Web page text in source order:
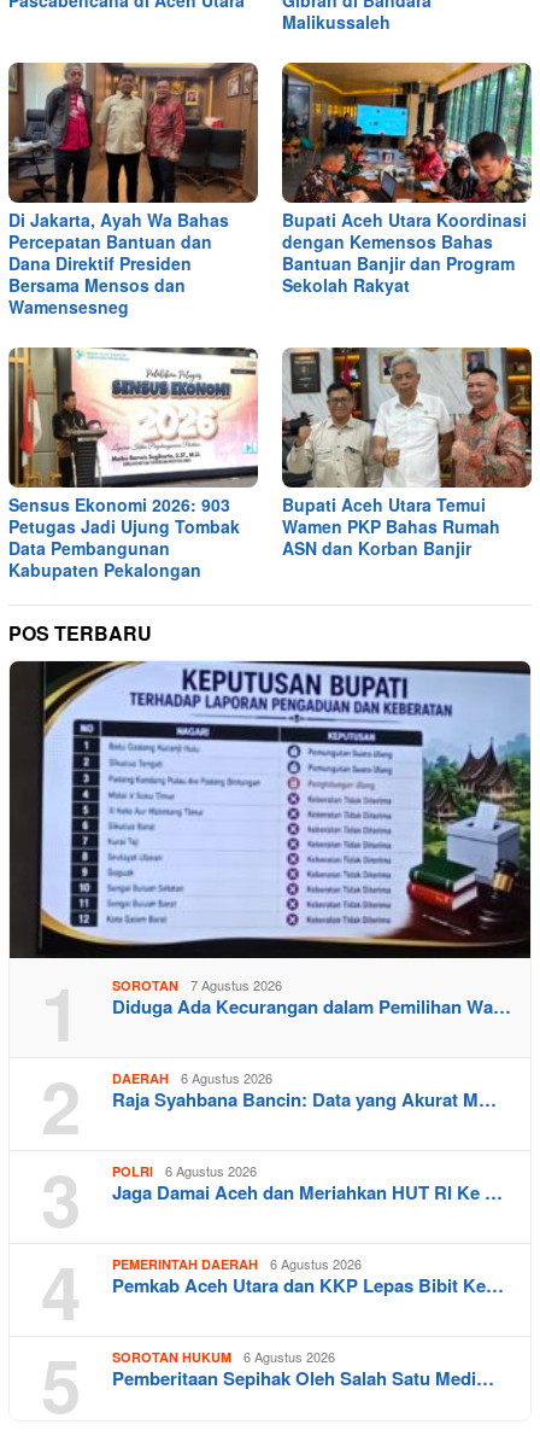
Malikussaleh
Di Jakarta, Ayah Wa Bahas
Percepatan Bantuan dan
Dana Direktif Presiden
Bersama Mensos dan
Wamensesneg
Bupati Aceh Utara Koordinasi
dengan Kemensos Bahas
Bantuan Banjir dan Program
Sekolah Rakyat
Sensus Ekonomi 2026: 903
Petugas Jadi Ujung Tombak
Data Pembangunan
Kabupaten Pekalongan
Bupati Aceh Utara Temui
Wamen PKP Bahas Rumah
ASN dan Korban Banjir
POS TERBARU
1 SOROTAN 7 Agustus 2026
Diduga Ada Kecurangan dalam Pemilihan Wa…
2 DAERAH 6 Agustus 2026
Raja Syahbana Bancin: Data yang Akurat M…
3 POLRI 6 Agustus 2026
Jaga Damai Aceh dan Meriahkan HUT RI Ke …
4 PEMERINTAH DAERAH 6 Agustus 2026
Pemkab Aceh Utara dan KKP Lepas Bibit Ke…
5 SOROTAN HUKUM 6 Agustus 2026
Pemberitaan Sepihak Oleh Salah Satu Medi…